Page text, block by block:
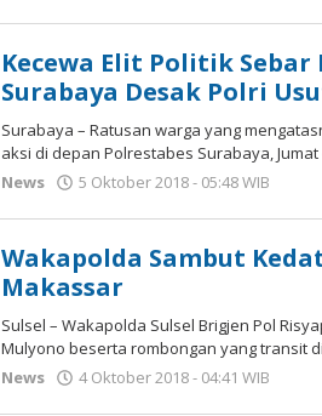
Kecewa Elit Politik Sebar
Surabaya Desak Polri
Surabaya – Ratusan warga yang
aksi di depan Polrestabes Surabaya,
News
5 Oktober 2018 - 05:48 WIB
Wakapolda Sambut
Makassar
Sulsel – Wakapolda Sulsel Brigjen Pol
Mulyono beserta rombongan yang transit
News
4 Oktober 2018 - 04:41 WIB